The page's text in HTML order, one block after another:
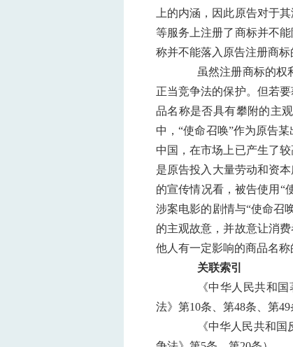
上的内涵，因此原告对于
等服务上注册了商标并不
称并不能落入原告注册商标
虽然注册商标的权
正当竞争法的保护。但若
品名称是否具有攀附的主
中，“使命召唤”作为原告
中国，在市场上已产生了
是原告投入大量劳动和资
的宣传情况看，被告使用“
涉案电影的剧情与“使命召
的主观故意，并故意让消
他人有一定影响的商品名称
关联索引
《中华人民共和
法》第10条、第48条、第49
《中华人民共和